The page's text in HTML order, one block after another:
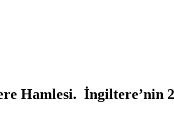
Hamlesi. İngiltere’nin